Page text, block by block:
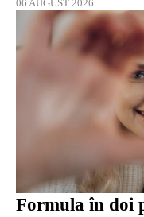
06 AUGUST 2026
Formula în doi